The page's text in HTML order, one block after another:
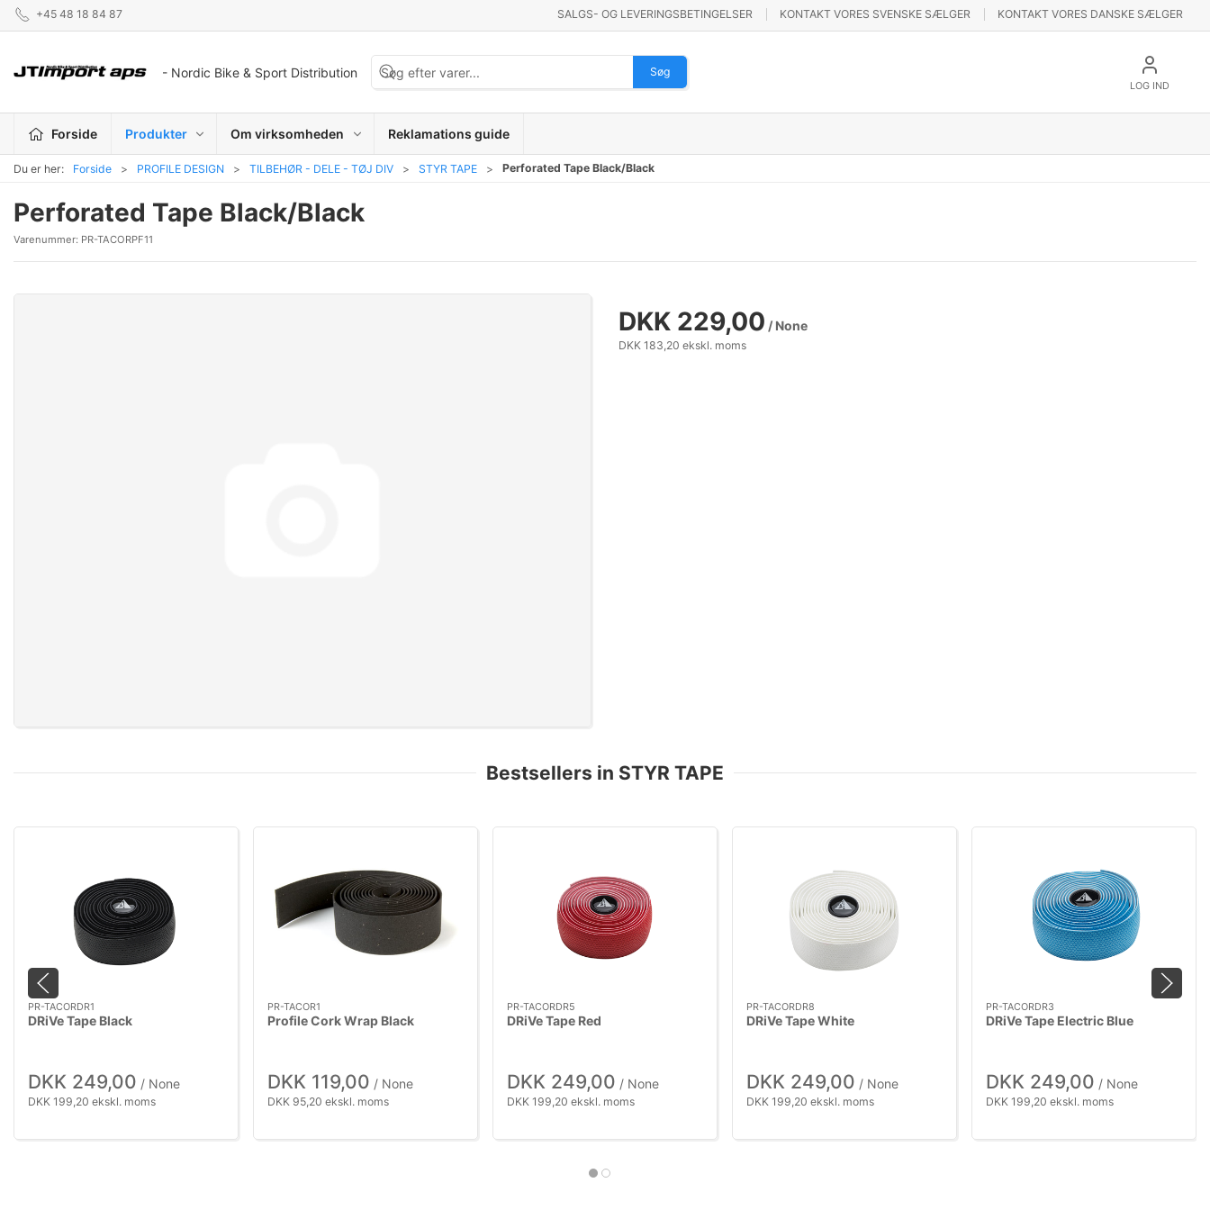
+45 48 18 84 87 SALGS- OG LEVERINGSBETINGELSER KONTAKT VORES SVENSKE SÆLGER KONTAKT VORES DANSKE SÆLGER
- Nordic Bike & Sport Distribution Søg
LOG IND
Forside Produkter Om virksomheden Reklamations guide
Du er her: Forside PROFILE DESIGN TILBEHØR - DELE - TØJ DIV STYR TAPE Perforated Tape Black/Black
Perforated Tape Black/Black
Varenummer: PR-TACORPF11
DKK 229,00 / None
DKK 183,20 ekskl. moms
Bestsellers in STYR TAPE
PR-TACORDR1
DRiVe Tape Black
DKK 249,00 / None
DKK 199,20 ekskl. moms
PR-TACOR1
Profile Cork Wrap Black
DKK 119,00 / None
DKK 95,20 ekskl. moms
PR-TACORDR5
DRiVe Tape Red
DKK 249,00 / None
DKK 199,20 ekskl. moms
PR-TACORDR8
DRiVe Tape White
DKK 249,00 / None
DKK 199,20 ekskl. moms
PR-TACORDR3
DRiVe Tape Electric Blue
DKK 249,00 / None
DKK 199,20 ekskl. moms